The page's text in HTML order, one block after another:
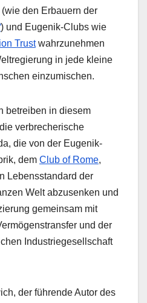
den Erbauern der
) und Eugenik-Clubs wie
Trustwahrzunehmen
in jede kleine
einzumischen.
betreiben in diesem
verbrecherische
die von der Eugenik-
dem Club of Rome,
Lebensstandard der
Welt abzusenken und
gemeinsam mit
und der
Industriegesellschaft
der führende Autor des